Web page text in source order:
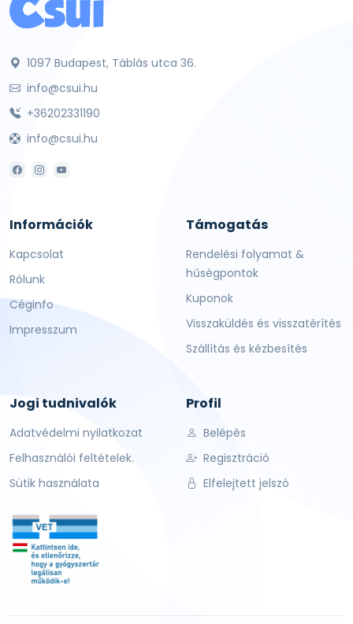
1097 Budapest, Táblás utca 36.
info@csui.hu
+36202331190
info@csui.hu
Információk
Kapcsolat
Rólunk
Céginfo
Impresszum
Támogatás
Rendelési folyamat &
hűségpontok
Kuponok
Visszaküldés és visszatérítés
Szállítás és kézbesítés
Jogi tudnivalók
Adatvédelmi nyilatkozat
Felhasználói feltételek.
Sütik használata
Profil
Belépés
Regisztráció
Elfelejtett jelszó